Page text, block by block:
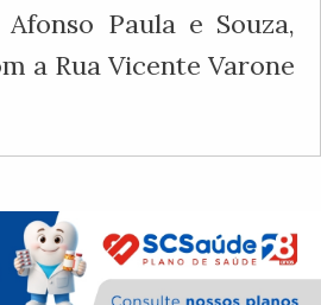
Paula e Souza,
a Rua Vicente Varone